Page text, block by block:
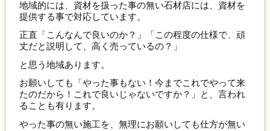
地域的には、資材を扱った事の無い石材店には、資材を
提供する事で対応しています。
正直「こんなんで良いのか？」「この程度の仕様で、頑
丈だと説明して、高く売っているの？」
と思う地域あります。
お願いしても「やった事もない！今までこれでやって来
たのだから！これで良いじゃないですか？」と、言われ
ることも有ります。
やった事の無い施工を、無理にお願いしても仕方が無い